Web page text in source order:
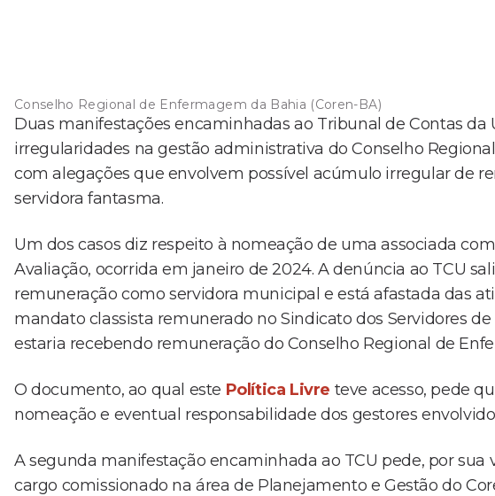
Conselho Regional de Enfermagem da Bahia (Coren-BA)
Duas manifestações encaminhadas ao Tribunal de Contas da
irregularidades na gestão administrativa do Conselho
com alegações que envolvem possível acúmulo irregular de
servidora fantasma.
Um dos casos diz respeito à nomeação de uma associada
Avaliação, ocorrida em janeiro de 2024. A denúncia ao TCU
remuneração como servidora municipal e está afastada das
mandato classista remunerado no Sindicato dos Servidores
estaria recebendo remuneração do Conselho Regional de
O documento, ao qual este Política Livre teve acesso, pede
nomeação e eventual responsabilidade dos gestores
A segunda manifestação encaminhada ao TCU pede, por
cargo comissionado na área de Planejamento e Gestão do